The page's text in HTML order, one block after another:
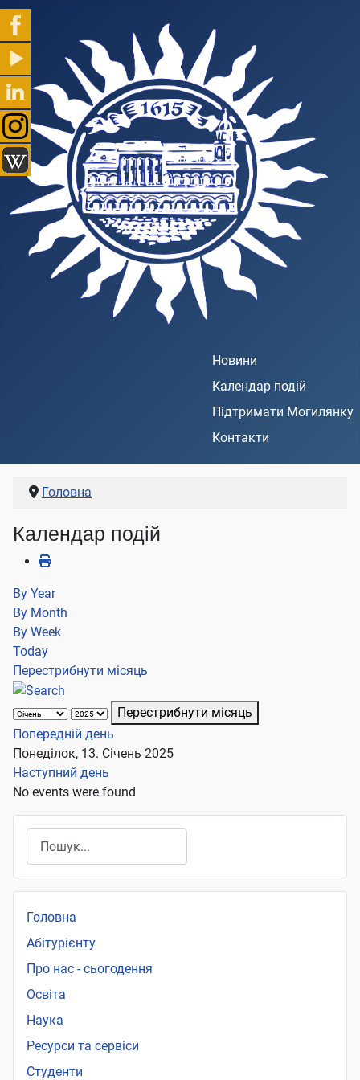
Новини
Календар подій
Підтримати Могилянку
Контакти
Головна
Календар подій
By Year
By Month
By Week
Today
Перестрибнути місяць
Перестрибнути місяць
Попередній день
Понеділок, 13. Січень 2025
Наступний день
No events were found
Головна
Абітурієнту
Про нас - сьогодення
Освіта
Наука
Ресурси та сервіси
Студенти